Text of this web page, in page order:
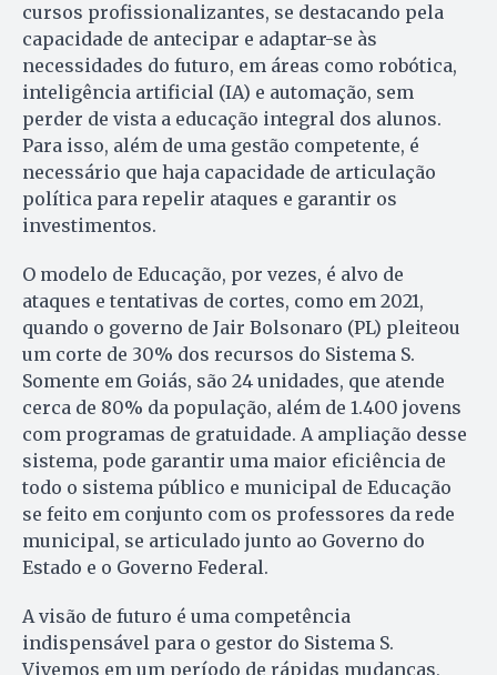
cursos profissionalizantes, se destacando pela
capacidade de antecipar e adaptar-se às
necessidades do futuro, em áreas como robótica,
inteligência artificial (IA) e automação, sem
perder de vista a educação integral dos alunos.
Para isso, além de uma gestão competente, é
necessário que haja capacidade de articulação
política para repelir ataques e garantir os
investimentos.
O modelo de Educação, por vezes, é alvo de
ataques e tentativas de cortes, como em 2021,
quando o governo de Jair Bolsonaro (PL) pleiteou
um corte de 30% dos recursos do Sistema S.
Somente em Goiás, são 24 unidades, que atende
cerca de 80% da população, além de 1.400 jovens
com programas de gratuidade. A ampliação desse
sistema, pode garantir uma maior eficiência de
todo o sistema público e municipal de Educação
se feito em conjunto com os professores da rede
municipal, se articulado junto ao Governo do
Estado e o Governo Federal.
A visão de futuro é uma competência
indispensável para o gestor do Sistema S.
Vivemos em um período de rápidas mudanças,